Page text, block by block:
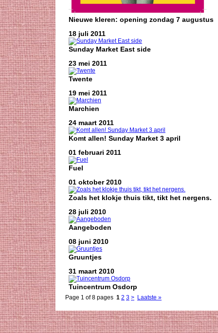
Nieuwe kleren: opening zondag 7 augustus
18 juli 2011
Sunday Market East side
23 mei 2011
Twente
19 mei 2011
Marchien
24 maart 2011
Komt allen! Sunday Market 3 april
01 februari 2011
Fuel
01 oktober 2010
Zoals het klokje thuis tikt, tikt het nergens.
28 juli 2010
Aangeboden
08 juni 2010
Gruuntjes
31 maart 2010
Tuincentrum Osdorp
Page 1 of 8 pages 1 2 3 > Laatste »